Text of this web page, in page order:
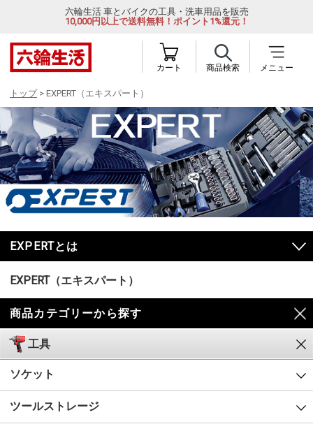
六輪生活 車とバイクの工具・洗車用品を販売
10,000円以上で送料無料！ポイント1%還元！
カート 商品検索 メニュー
トップ> EXPERT（エキスパート）
EXPERTとは
EXPERT（エキスパート）
商品カテゴリーから探す
工具
ソケット
ツールストレージ